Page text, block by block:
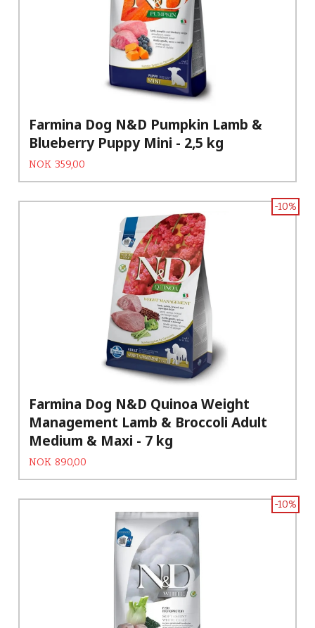
Farmina Dog N&D Pumpkin Lamb &
Blueberry Puppy Mini - 2,5 kg
Tilbud
NOK 359,00Rabatt
Farmina Dog N&D Quinoa Weight
Management Lamb & Broccoli Adult
Medium & Maxi - 7 kg
Tilbud
NOK 890,00Rabatt
-10%
-10%